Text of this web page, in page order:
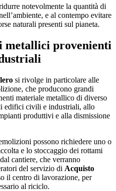
notevolmente la quantità di
e al contempo evitare
naturali presenti sul pianeta.
metallici provenienti
si rivolge in particolare alle
che producono grandi
materiale metallico di diverso
edifici civili e industriali, allo
produttivi e alla dismissione
possono richiedere uno o
e lo stoccaggio dei rottami
cantiere, che verranno
del servizio di Acquisto
il centro di lavorazione, per
al riciclo.